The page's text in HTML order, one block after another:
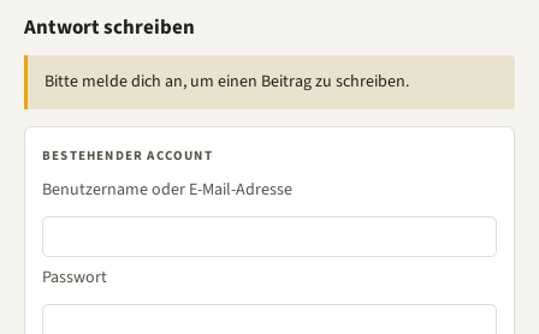
Antwort schreiben
Bitte melde dich an, um einen Beitrag zu schreiben.
BESTEHENDER ACCOUNT
Benutzername oder E-Mail-Adresse
Passwort